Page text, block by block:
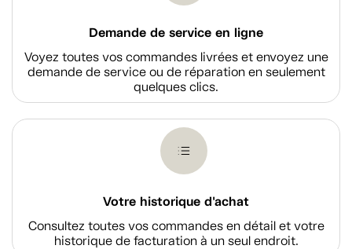
Demande de service en ligne
Voyez toutes vos commandes livrées et envoyez une
demande de service ou de réparation en seulement
quelques clics.
Votre historique d'achat
Consultez toutes vos commandes en détail et votre
historique de facturation à un seul endroit.